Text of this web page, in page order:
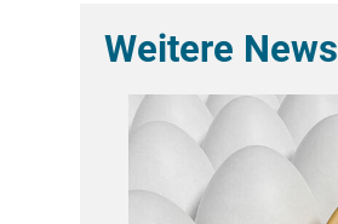
Weitere News